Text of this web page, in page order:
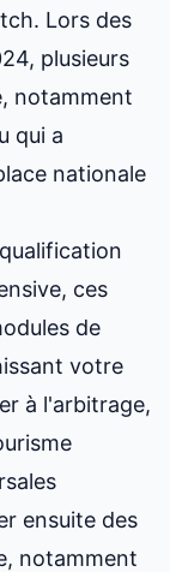
Lors des
plusieurs
notamment
qui a
nationale
ces
de
votre
à l'arbitrage,
ensuite des
, notamment